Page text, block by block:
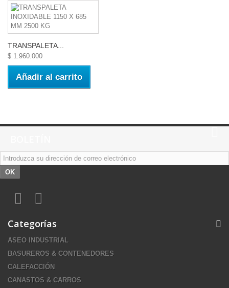
TRANSPALETA...
$ 1.960.000
Añadir al carrito
OK
Categorías
ASEO INDUSTRIAL
BASUREROS & CONTENEDORES
CALEFACCIÓN
CANASTOS & CARROS